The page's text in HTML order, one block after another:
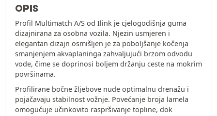
OPIS
Profil Multimatch A/S od Ilink je cjelogodišnja guma
dizajnirana za osobna vozila. Njezin usmjeren i
elegantan dizajn osmišljen je za poboljšanje kočenja
smanjenjem akvaplaninga zahvaljujući brzom odvodu
vode, čime se doprinosi boljem držanju ceste na mokrim
površinama.
Profilirane bočne žljebove nude optimalnu drenažu i
pojačavaju stabilnost vožnje. Povećanje broja lamela
omogućuje učinkovito raspršivanje topline, dok